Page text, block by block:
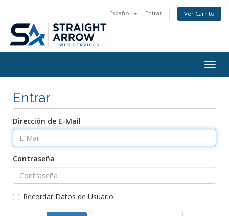
Español Entrar Ver Carrito
Entrar
Dirección de E-Mail
Contraseña
Recordar Datos de Usuario